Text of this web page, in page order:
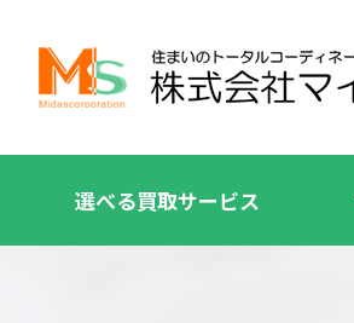
選べる買取サービス